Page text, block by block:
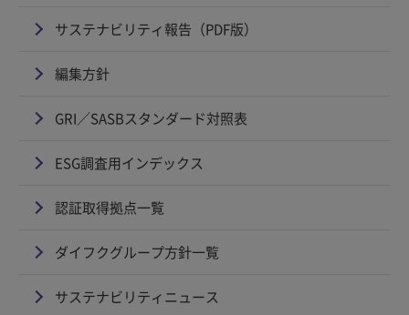
サステナビリティ報告（PDF版）
編集方針
GRI／SASBスタンダード対照表
ESG調査用インデックス
認証取得拠点一覧
ダイフクグループ方針一覧
サステナビリティニュース